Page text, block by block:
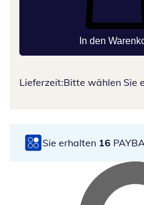
In den
Lieferzeit:Bitte wählen Sie
Sie erhalten 16